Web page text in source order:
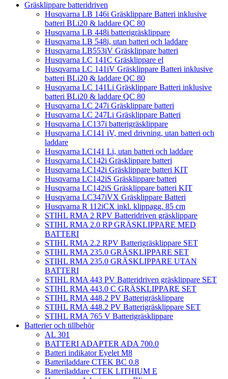
Gräsklippare batteridriven
Husqvarna LB 146i Gräsklippare Batteri inklusive
batteri BLi20 & laddare QC 80
Husqvarna LB 448i batterigräsklippare
Husqvarna LB 548i, utan batteri och laddare
Husqvarna LB553iV Gräsklippare batteri
Husqvarna LC 141C Gräsklippare el
Husqvarna LC 141iV Gräsklippare Batteri inklusive
batteri BLi20 & laddare QC 80
Husqvarna LC 141Li Gräsklippare Batteri inklusive
batteri BLi20 & laddare QC 80
Husqvarna LC 247i Gräsklippare batteri
Husqvarna LC 247Li Gräsklippare Batteri
Husqvarna LC137i batterigräsklippare
Husqvarna LC141 iV, med drivning, utan batteri och
laddare
Husqvarna LC141 Li, utan batteri och laddare
Husqvarna LC142i Gräsklippare batteri
Husqvarna LC142i Gräsklippare batteri KIT
Husqvarna LC142iS Gräsklippare batteri
Husqvarna LC142iS Gräsklippare batteri KIT
Husqvarna LC347iVX Gräsklippare Batteri
Husqvarna R 112iCX inkl. klippagg. 85 cm
STIHL RMA 2 RPV Batteridriven gräsklippare
STIHL RMA 2.0 RP GRÄSKLIPPARE MED
BATTERI
STIHL RMA 2.2 RPV Batterigräsklippare SET
STIHL RMA 235.0 GRÄSKLIPPARE SET
STIHL RMA 235.0 GRÄSKLIPPARE UTAN
BATTERI
STIHL RMA 443 PV Batteridriven gräsklippare SET
STIHL RMA 443.0 C GRÄSKLIPPARE SET
STIHL RMA 448.2 PV Batterigräsklippare
STIHL RMA 448.2 PV Batterigräsklippare SET
STIHL RMA 765 V Batterigräsklippare
Batterier och tillbehör
AL 301
BATTERI ADAPTER ADA 700.0
Batteri indikator Eyelet M8
Batteriladdare CTEK BC 0.8
Batteriladdare CTEK LITHIUM E